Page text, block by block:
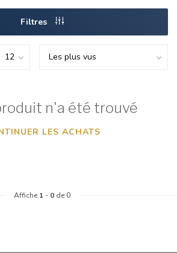
Filtres
n'a été trouvé
LES ACHATS
Affiche 1 - 0 de 0